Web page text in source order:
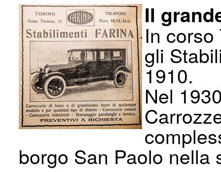
Il
In
gli
1910.
Nel
borgo San Paolo nella